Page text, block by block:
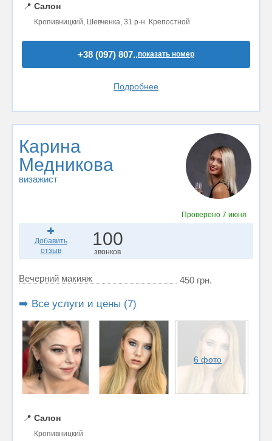
📍 Салон
Кропивницкий, Шевченка, 31 р-н. Крепостной
+38 (097) 807..показать номер
Подробнее
Карина
Медникова
визажист
Проверено7 июня
Добавить
отзыв
100
звонков
Вечерний макияж 450 грн.
➡️ Все услуги и цены (7)
6 фото
📍 Салон
Кропивницкий